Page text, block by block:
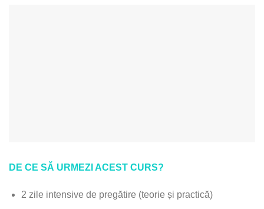
DE CE SĂ URMEZI ACEST CURS?
2 zile intensive de pregătire (teorie și practică)